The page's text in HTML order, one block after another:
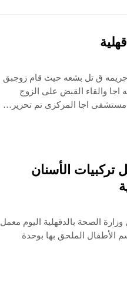
جريمه ق تل بشعه حيث قام زوجبق
اجا والقاء القبض على الزوج
مستشفى اجا المركزى تم تحرير …
الأسنان
الصحة بالدقهلية اليوم معمل
الأطفال الملحق بها بوحدة